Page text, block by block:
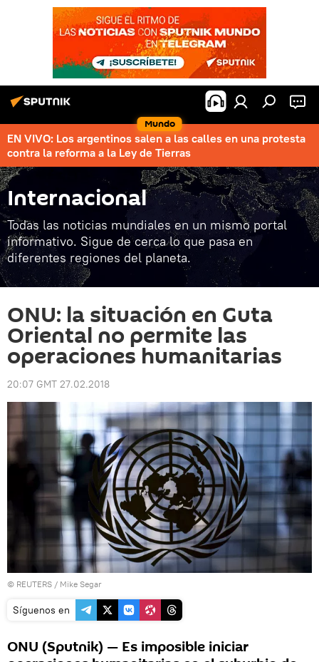
Mundo
EN VIVO: Los argentinos salen a las calles en una protesta
contra la reforma a la Ley de Tierras
Internacional
Todas las noticias mundiales en un mismo portal
informativo. Sigue de cerca lo que pasa en
diferentes regiones del planeta.
ONU: la situación en Guta
Oriental no permite las
operaciones humanitarias
20:07 GMT 27.02.2018
© REUTERS / Mike Segar
Síguenos en
ONU (Sputnik) — Es imposible iniciar